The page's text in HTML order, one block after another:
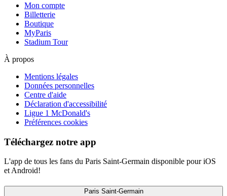
Mon compte
Billetterie
Boutique
MyParis
Stadium Tour
À propos
Mentions légales
Données personnelles
Centre d'aide
Déclaration d'accessibilité
Ligue 1 McDonald's
Préférences cookies
Téléchargez notre app
L'app de tous les fans du Paris Saint-Germain disponible pour iOS
et Android!
Paris Saint-Germain